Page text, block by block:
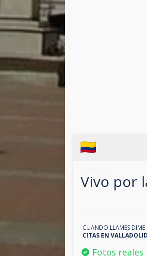
Vivo por
CUANDO LLAMES
CITAS ENVALLADOLID
Fotos reales